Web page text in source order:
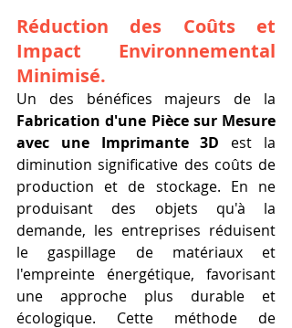
Réduction des Coûts et
Impact Environnemental
Minimisé.
Fabrication d'une Pièce sur Mesure
avec une Imprimante 3D est la
diminution significative des coûts de
production et de stockage. En ne
produisant des objets qu'à la
demande, les entreprises réduisent
le gaspillage de matériaux et
l'empreinte énergétique, favorisant
une approche plus durable et